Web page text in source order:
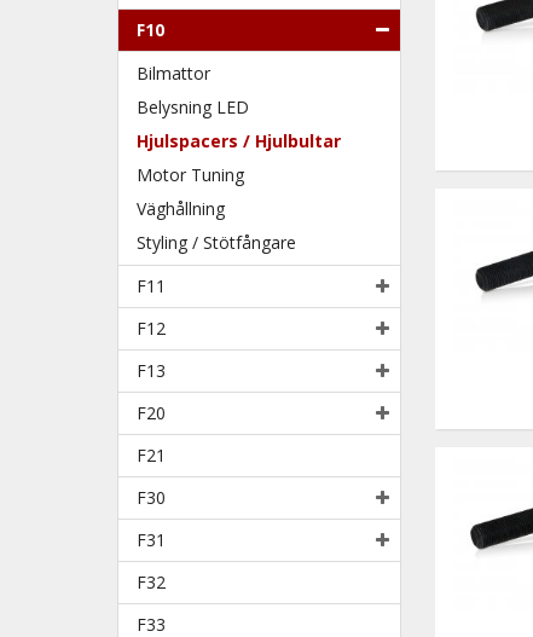
F10
Bilmattor
Belysning LED
Hjulspacers / Hjulbultar
Motor Tuning
Väghållning
Styling / Stötfångare
F11
F12
F13
F20
F21
F30
F31
F32
F33